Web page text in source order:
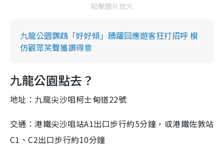
點擊圖片放大
九龍公園鸚鵡「好好傾」踴躍回應遊客狂打招呼 模
仿觀眾笑聲獲讚得意
九龍公園點去？
地址： 九龍尖沙咀柯士甸道22號
交通：港鐵尖沙咀站A1出口步行約5分鐘，或港鐵佐敦站
C1、C2出口步行約10分鐘